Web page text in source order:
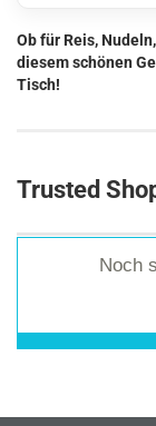
Ob für Reis,
diesem schönen
Tisch!
Trusted
Noch